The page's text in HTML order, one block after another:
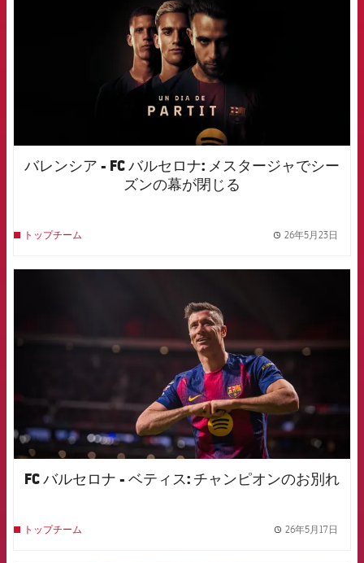
バレンシア - FC バルセロナ: メスタージャでシー
ズンの幕が閉じる
トップチーム 26年5月23日
FC バルセロナ - ベティス: チャンピオンのお別れ
トップチーム 26年5月17日